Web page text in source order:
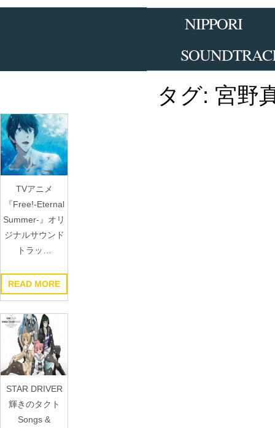
Skip
NIPPORI
タグ: 宮野
TVアニメ
『Free!-Eternal
Summer-』オリ
ジナルサウンド
トラッ…
READ MORE
STAR DRIVER
輝きのタクト
Songs &